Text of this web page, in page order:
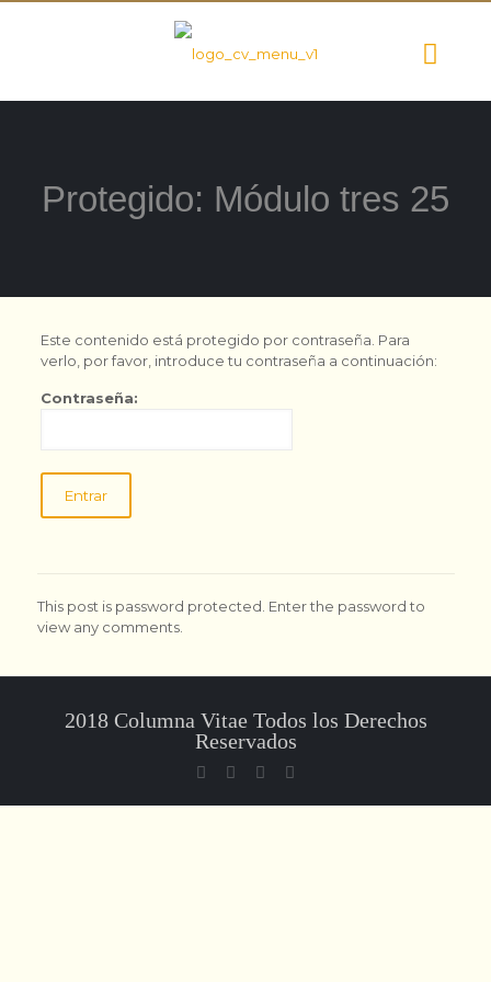
Protegido: Módulo tres 25
Este contenido está protegido por contraseña. Para
verlo, por favor, introduce tu contraseña a continuación:
Contraseña:
This post is password protected. Enter the password to
view any comments.
2018 Columna Vitae Todos los Derechos
Reservados